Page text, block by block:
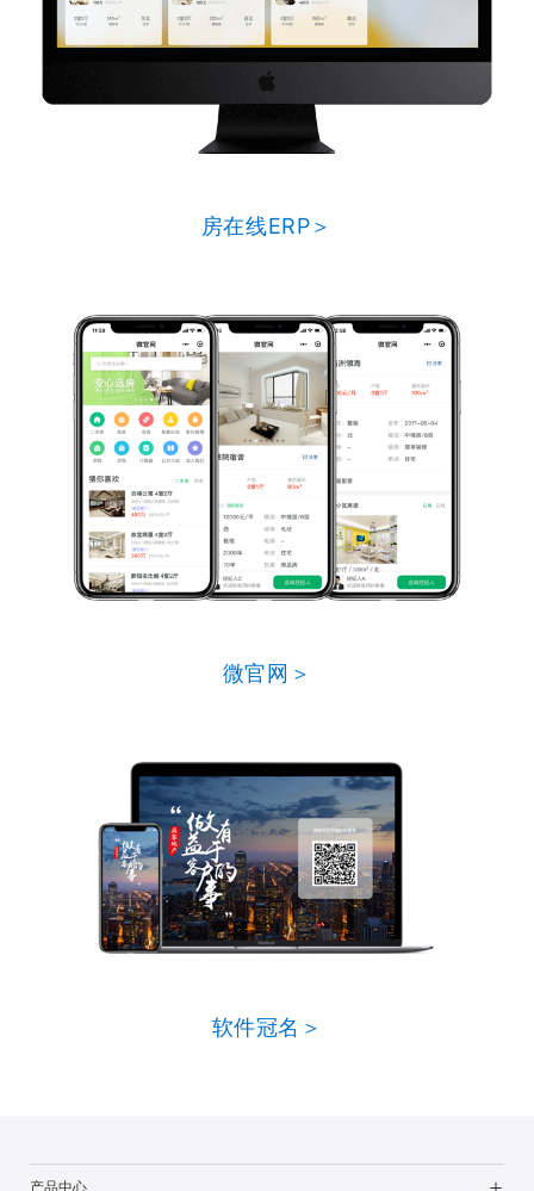
房在线ERP＞
微官网＞
软件冠名＞
产品中心